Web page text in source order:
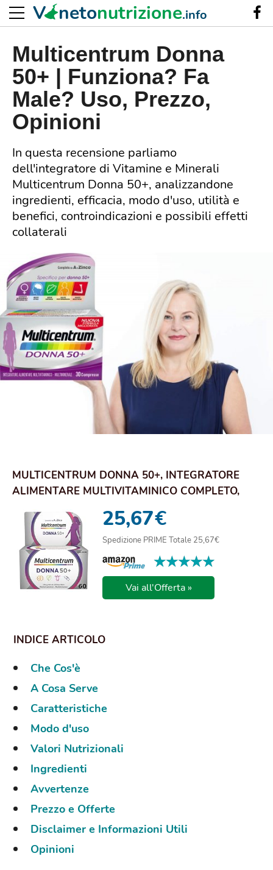
Multicentrum Donna
50+ | Funziona? Fa
Male? Uso, Prezzo,
Opinioni
In questa recensione parliamo
dell'integratore di Vitamine e Minerali
Multicentrum Donna 50+, analizzandone
ingredienti, efficacia, modo d'uso, utilità e
benefici, controindicazioni e possibili effetti
collaterali
MULTICENTRUM DONNA 50+, INTEGRATORE
ALIMENTARE MULTIVITAMINICO COMPLETO,
25,67€
Spedizione PRIME Totale 25,67€
★★★★★
★★★★★
Vai all'Offerta »
Che Cos'è
A Cosa Serve
Caratteristiche
Modo d'uso
Valori Nutrizionali
Ingredienti
Avvertenze
Prezzo e Offerte
Disclaimer e Informazioni Utili
Opinioni
V netonutrizione.info